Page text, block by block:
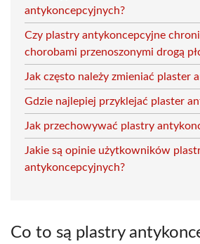
antykoncepcyjnych?
Czy plastry antykoncepcyjne
chorobami przenoszonymi drogą
Jak często należy zmieniać plaster
Gdzie najlepiej przyklejać plaster
Jak przechowywać plastry
Jakie są opinie użytkowników
antykoncepcyjnych?
Co to są plastry